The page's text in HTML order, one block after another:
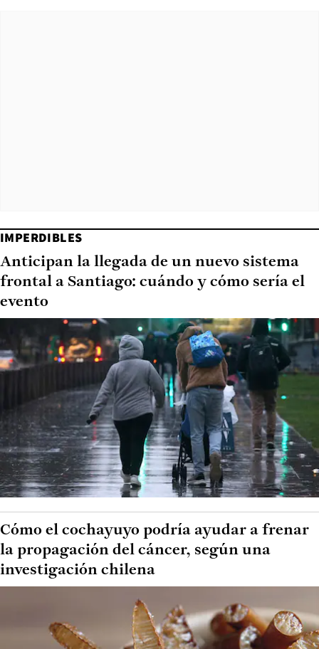
IMPERDIBLES
Anticipan la llegada de un nuevo sistema
frontal a Santiago: cuándo y cómo sería el
evento
Cómo el cochayuyo podría ayudar a frenar
la propagación del cáncer, según una
investigación chilena